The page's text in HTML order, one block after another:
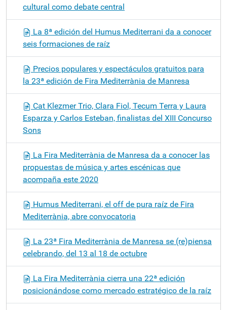
cultural como debate central
La 8ª edición del Humus Mediterrani da a conocer
seis formaciones de raíz
Precios populares y espectáculos gratuitos para
la 23ª edición de Fira Mediterrània de Manresa
Cat Klezmer Trio, Clara Fiol, Tecum Terra y Laura
Esparza y Carlos Esteban, finalistas del XIII Concurso
Sons
La Fira Mediterrània de Manresa da a conocer las
propuestas de música y artes escénicas que
acompaña este 2020
Humus Mediterrani, el off de pura raíz de Fira
Mediterrània, abre convocatoria
La 23ª Fira Mediterrània de Manresa se (re)piensa
celebrando, del 13 al 18 de octubre
La Fira Mediterrània cierra una 22ª edición
posicionándose como mercado estratégico de la raíz